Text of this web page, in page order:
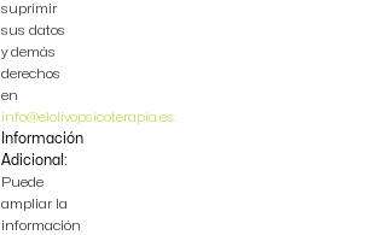
suprimir
sus datos
y demás
derechos
en
info@elolivopsicoterapia.es.
Información
Adicional:
Puede
ampliar la
información